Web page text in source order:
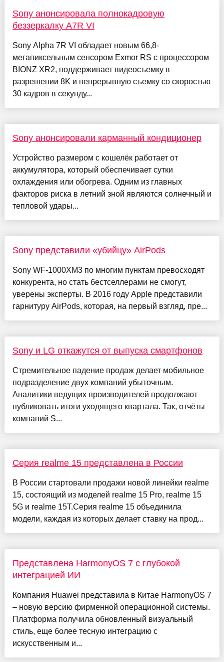
Sony анонсировала полнокадровую
беззеркалку A7R VI
Sony Alpha 7R VI обладает новым 66,8-
мегапиксельным сенсором Exmor RS с процессором
BIONZ XR2, поддерживает видеосъемку в
разрешении 8K и непрерывную съемку со скоростью
30 кадров в секунду...
Sony анонсировали карманный кондиционер
Устройство размером с кошелёк работает от
аккумулятора, который обеспечивает сутки
охлаждения или обогрева. Одним из главных
факторов риска в летний зной являются солнечный и
тепловой удары...
Sony представили «убийцу» AirPods
Sony WF-1000XM3 по многим пунктам превосходят
конкурента, но стать бестселлерами не смогут,
уверены эксперты. В 2016 году Apple представили
гарнитуру AirPods, которая, на первый взгляд, пре...
Sony и LG откажутся от выпуска смартфонов
Стремительное падение продаж делает мобильное
подразделение двух компаний убыточным.
Аналитики ведущих производителей продолжают
публиковать итоги уходящего квартала. Так, отчёты
компаний S...
Серия realme 15 представлена в России
В России стартовали продажи новой линейки realme
15, состоящий из моделей realme 15 Pro, realme 15
5G и realme 15T.Серия realme 15 объединила
модели, каждая из которых делает ставку на прод...
Представлена HarmonyOS 7 с глубокой
интеграцией ИИ
Компания Huawei представила в Китае HarmonyOS 7
– новую версию фирменной операционной системы.
Платформа получила обновленный визуальный
стиль, еще более тесную интеграцию с
искусственным и...